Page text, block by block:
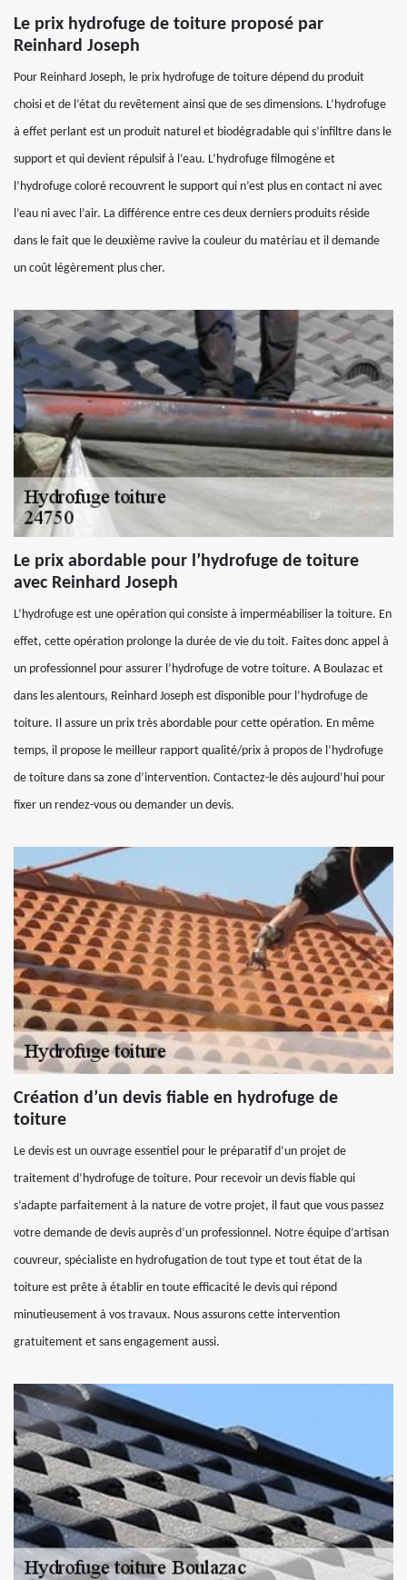
Le prix hydrofuge de toiture proposé par
Reinhard Joseph
Pour Reinhard Joseph, le prix hydrofuge de toiture dépend du produit
choisi et de l’état du revêtement ainsi que de ses dimensions. L’hydrofuge
à effet perlant est un produit naturel et biodégradable qui s’infiltre dans le
support et qui devient répulsif à l’eau. L’hydrofuge filmogène et
l’hydrofuge coloré recouvrent le support qui n’est plus en contact ni avec
l’eau ni avec l’air. La différence entre ces deux derniers produits réside
dans le fait que le deuxième ravive la couleur du matériau et il demande
un coût légèrement plus cher.
Le prix abordable pour l’hydrofuge de toiture
avec Reinhard Joseph
L’hydrofuge est une opération qui consiste à imperméabiliser la toiture. En
effet, cette opération prolonge la durée de vie du toit. Faites donc appel à
un professionnel pour assurer l’hydrofuge de votre toiture. A Boulazac et
dans les alentours, Reinhard Joseph est disponible pour l’hydrofuge de
toiture. Il assure un prix très abordable pour cette opération. En même
temps, il propose le meilleur rapport qualité/prix à propos de l’hydrofuge
de toiture dans sa zone d’intervention. Contactez-le dès aujourd’hui pour
fixer un rendez-vous ou demander un devis.
Création d’un devis fiable en hydrofuge de
toiture
Le devis est un ouvrage essentiel pour le préparatif d’un projet de
traitement d’hydrofuge de toiture. Pour recevoir un devis fiable qui
s’adapte parfaitement à la nature de votre projet, il faut que vous passez
votre demande de devis auprès d’un professionnel. Notre équipe d’artisan
couvreur, spécialiste en hydrofugation de tout type et tout état de la
toiture est prête à établir en toute efficacité le devis qui répond
minutieusement à vos travaux. Nous assurons cette intervention
gratuitement et sans engagement aussi.